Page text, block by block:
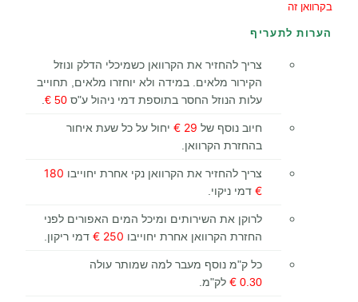
בקרוואן זה
הערות לתעריף
צריך להחזיר את הקרוואן כשמיכלי הדלק ונוזל
הקירור מלאים. במידה ולא יוחזרו מלאים, תחוייב
עלות הנוזל החסר בתוספת דמי ניהול ע"ס 50 €
חיוב נוסף של 29 €
יחול על כל שעת איחור
בהחזרת הקרוואן.
צריך להחזיר את הקרוואן נקי אחרת יחוייבו 180
€ דמי ניקוי.
לרוקן את השירותים ומיכל המים האפורים לפני
החזרת הקרוואן אחרת יחוייבו 250 € דמי ריקון.
כל ק"מ נוסף מעבר למה שמותר עולה
0.30
€ לק"מ.